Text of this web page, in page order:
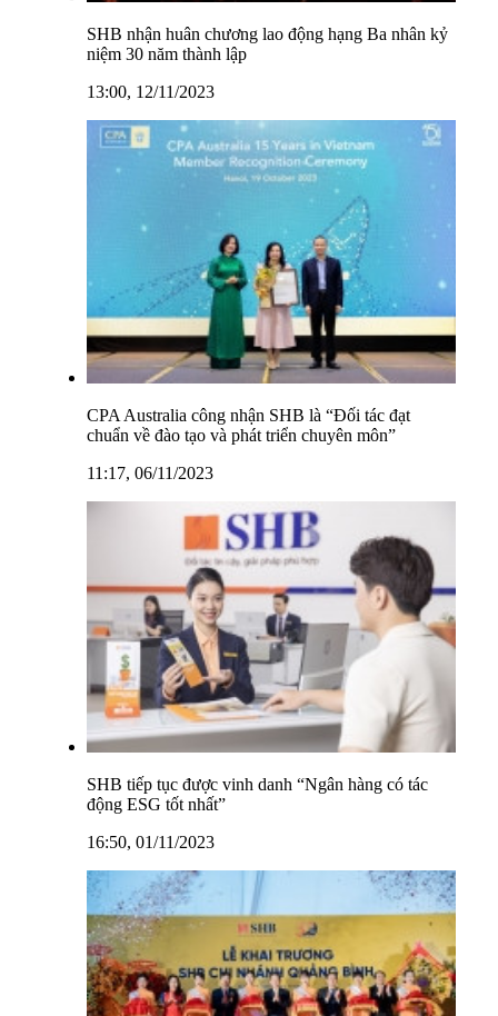
SHB nhận huân chương lao động hạng Ba nhân kỷ
niệm 30 năm thành lập
13:00, 12/11/2023
CPA Australia công nhận SHB là “Đối tác đạt
chuẩn về đào tạo và phát triển chuyên môn”
11:17, 06/11/2023
SHB tiếp tục được vinh danh “Ngân hàng có tác
động ESG tốt nhất”
16:50, 01/11/2023